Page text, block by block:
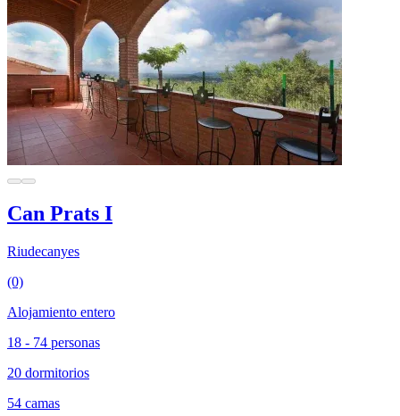
Can Prats I
Riudecanyes
(0)
Alojamiento entero
18 - 74 personas
20 dormitorios
54 camas